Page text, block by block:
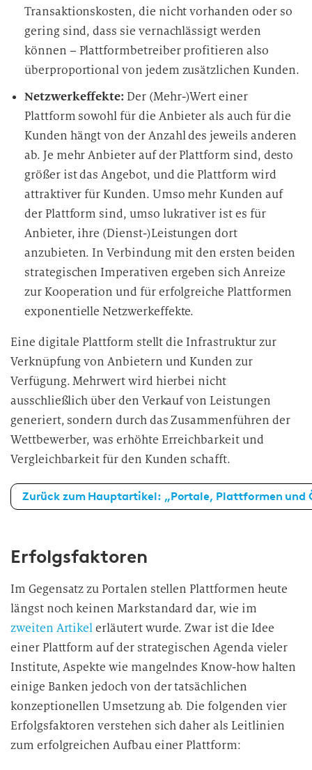
Transaktionskosten, die nicht vorhanden oder so
gering sind, dass sie vernachlässigt werden
können – Plattformbetreiber profitieren also
überproportional von jedem zusätzlichen Kunden.
Netzwerkeffekte: Der (Mehr-)Wert einer
Plattform sowohl für die Anbieter als auch für die
Kunden hängt von der Anzahl des jeweils anderen
ab. Je mehr Anbieter auf der Plattform sind, desto
größer ist das Angebot, und die Plattform wird
attraktiver für Kunden. Umso mehr Kunden auf
der Plattform sind, umso lukrativer ist es für
Anbieter, ihre (Dienst-)Leistungen dort
anzubieten. In Verbindung mit den ersten beiden
strategischen Imperativen ergeben sich Anreize
zur Kooperation und für erfolgreiche Plattformen
exponentielle Netzwerkeffekte.
Eine digitale Plattform stellt die Infrastruktur zur
Verknüpfung von Anbietern und Kunden zur
Verfügung. Mehrwert wird hierbei nicht
ausschließlich über den Verkauf von Leistungen
generiert, sondern durch das Zusammenführen der
Wettbewerber, was erhöhte Erreichbarkeit und
Vergleichbarkeit für den Kunden schafft.
Zurück zum Hauptartikel: „Portale, Plattformen und
Erfolgsfaktoren
Im Gegensatz zu Portalen stellen Plattformen heute
längst noch keinen Markstandard dar, wie im
zweiten Artikelerläutert wurde. Zwar ist die Idee
einer Plattform auf der strategischen Agenda vieler
Institute, Aspekte wie mangelndes Know-how halten
einige Banken jedoch von der tatsächlichen
konzeptionellen Umsetzung ab. Die folgenden vier
Erfolgsfaktoren verstehen sich daher als Leitlinien
zum erfolgreichen Aufbau einer Plattform: